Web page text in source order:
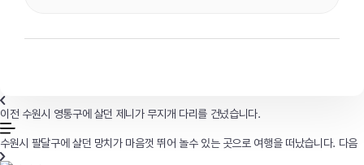
이전 수원시 영통구에 살던 제니가 무지개 다리를 건넜습니다.
수원시 팔달구에 살던 망치가 마음껏 뛰어 놀수 있는 곳으로 여행을 떠났습니다. 다음